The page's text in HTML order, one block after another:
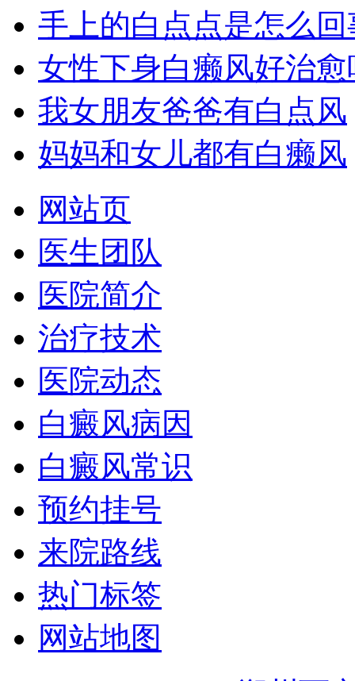
手上的白点点是怎么
女性下身白癞风好治愈
我女朋友爸爸有白点风
妈妈和女儿都有白癞风
网站页
医生团队
医院简介
治疗技术
医院动态
白癜风病因
白癜风常识
预约挂号
来院路线
热门标签
网站地图